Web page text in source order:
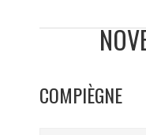
COMPIÈGNE